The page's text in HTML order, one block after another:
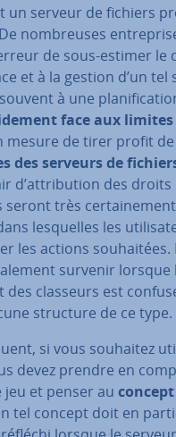
un serveur de fichiers
nom­breuses
de sous-estimer le
et à la gestion d’un tel
à une
face aux
mesure de tirer profit
des serveurs de
d’at­tri­bu­tion des droits
seront très
les­quelles les
les actions sou­hai­tées.
survenir
des classeurs est
structure de ce type.
si vous souhaitez
devez prendre en
jeu et penser au
tel concept doit en